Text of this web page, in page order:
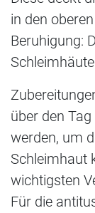
in den
Beruhigung:
über den
werden, um
Schleimhaut
wichtigsten
Für die